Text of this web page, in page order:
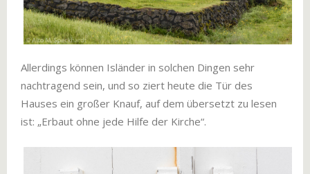
Allerdings können Isländer in solchen Dingen sehr
nachtragend sein, und so ziert heute die Tür des
Hauses ein großer Knauf, auf dem übersetzt zu lesen
ist: „Erbaut ohne jede Hilfe der Kirche“.